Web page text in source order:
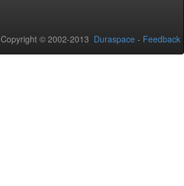
Copyright © 2002-2013 Duraspace - Feedback